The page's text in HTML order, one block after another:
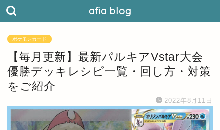
afia blog
ポケモンカード
【毎月更新】最新パルキアVstar大会
優勝デッキレシピ一覧・回し方・対策
をご紹介
2022年8月11日